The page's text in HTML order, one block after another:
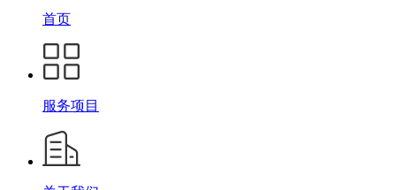
首页
服务项目